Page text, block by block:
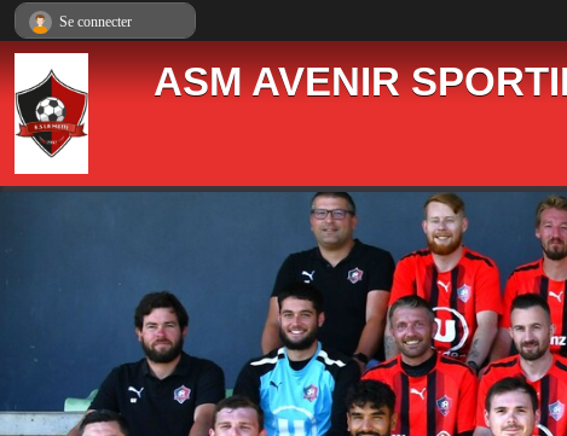
ASM AVENIR
Se connecter
Panneau de gestion des cookies